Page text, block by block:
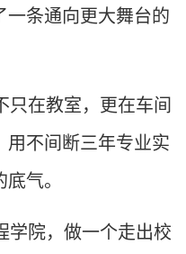
一条通向更大舞台的
只在教室，更在车间
用不间断三年专业实
底气。
学院，做一个走出校